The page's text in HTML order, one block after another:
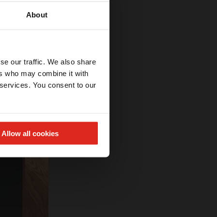
About
our traffic. We also share
who may combine it with
You consent to our
Allow all cookies